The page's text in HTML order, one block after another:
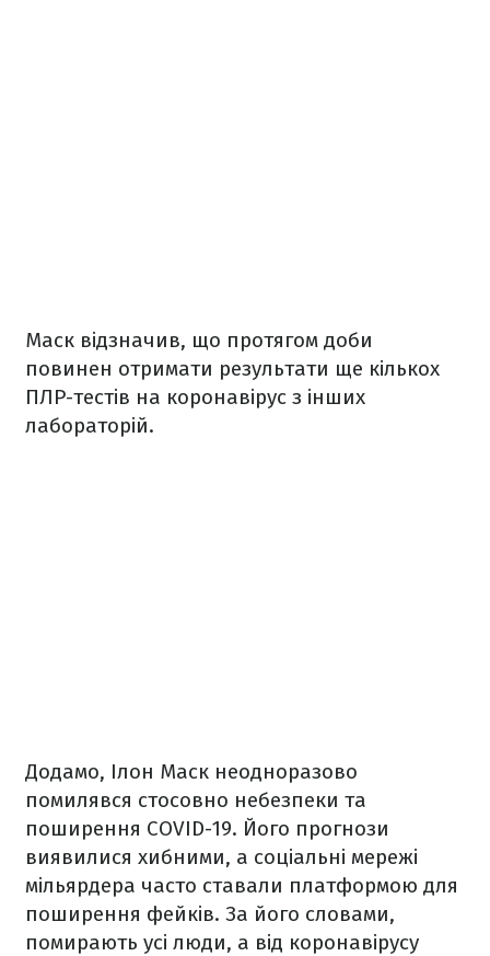
Маск відзначив, що протягом доби
повинен отримати результати ще кількох
ПЛР-тестів на коронавірус з інших
лабораторій.
Додамо, Ілон Маск неодноразово
помилявся стосовно небезпеки та
поширення COVID-19. Його прогнози
виявилися хибними, а соціальні мережі
мільярдера часто ставали платформою для
поширення фейків. За його словами,
помирають усі люди, а від коронавірусу